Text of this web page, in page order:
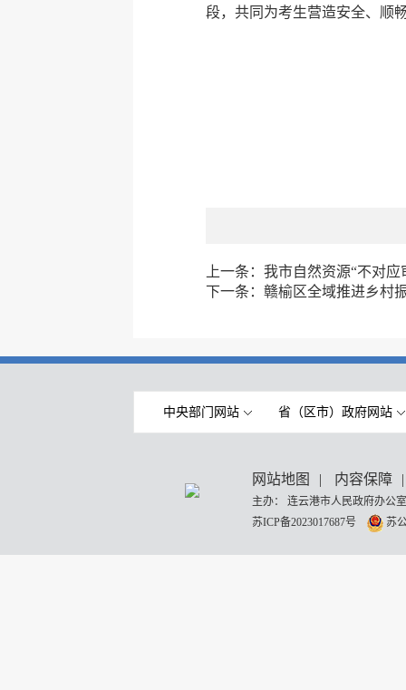
段，共同为考生营造安全、顺
上一条： 我市自然资源“不对应
下一条： 赣榆区全域推进乡村
中央部门网站 省（区市）政府网站
网站地图 | 内容保障 |
主办： 连云港市人民政府办
苏ICP备2023017687号
苏